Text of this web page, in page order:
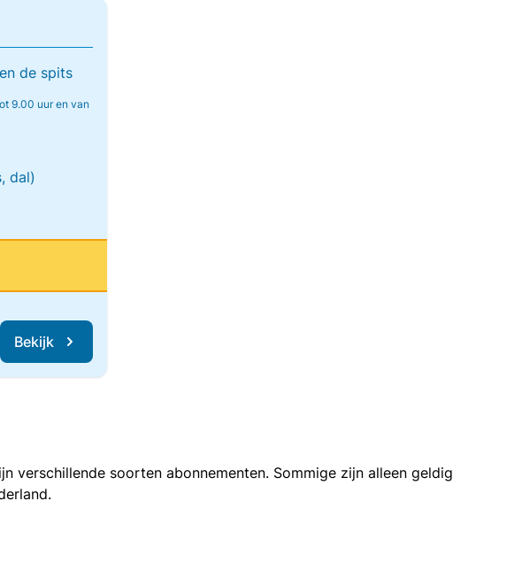
de spits
9.00 uur en van
dal)
Bekijk
verschillende soorten abonnementen. Sommige zijn alleen geldig